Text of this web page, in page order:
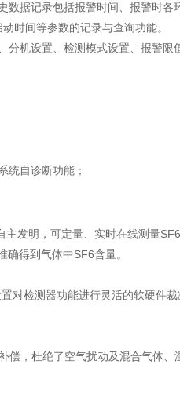
数据记录包括报警时间、报警时各
时间等参数的记录与查询功能。
分机设置、检测模式设置、报警限
统自诊断功能；
主发明，可定量、实时在线测量SF6
确得到气体中SF6含量。
检测器功能进行灵活的软硬件
，杜绝了空气扰动及混合气体、